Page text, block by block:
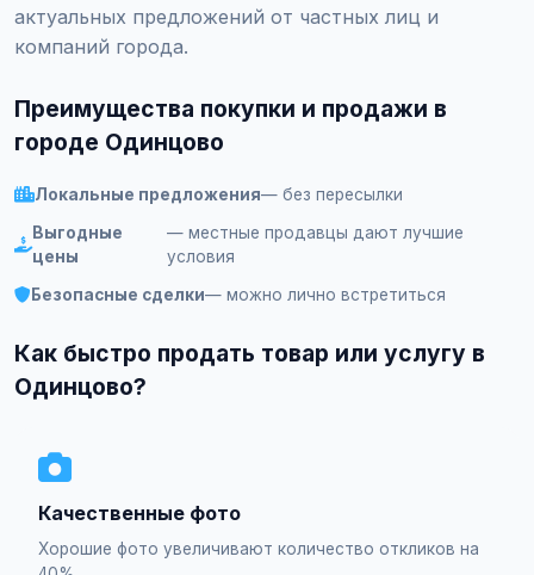
актуальных предложений от частных лиц и
компаний города.
Преимущества покупки и продажи в
городе Одинцово
Локальные предложения— без пересылки
Выгодные
цены
— местные продавцы дают лучшие
условия
Безопасные сделки— можно лично встретиться
Как быстро продать товар или услугу в
Одинцово?
Качественные фото
Хорошие фото увеличивают количество откликов на